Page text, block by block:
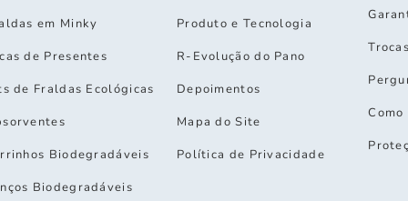
em Minky
de Presentes
de Fraldas Ecológicas
Biodegradáveis
Biodegradáveis
Produto e Tecnologia
R-Evolução do Pano
Depoimentos
Mapa do Site
Política de Privacidade